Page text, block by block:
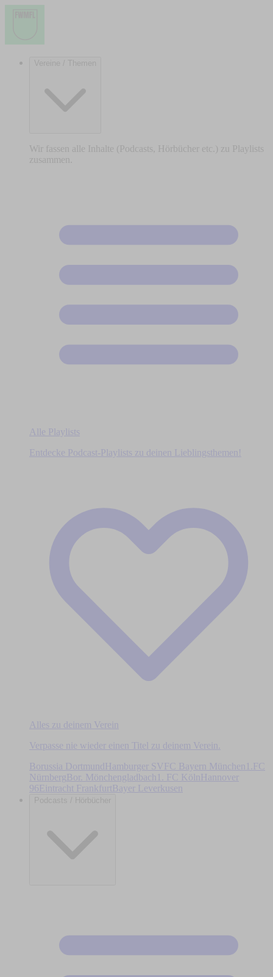
Vereine / Themen
Wir fassen alle Inhalte (Podcasts, Hörbücher etc.) zu Playlists
zusammen.
Alle Playlists
Entdecke Podcast-Playlists zu deinen Lieblingsthemen!
Alles zu deinem Verein
Verpasse nie wieder einen Titel zu deinem Verein.
Borussia DortmundHamburger SV FC Bayern München
1.FC
Nürnberg Bor. Mönchengladbach 1. FC Köln
Hannover
96Eintracht Frankfurt Bayer Leverkusen
Podcasts / Hörbücher